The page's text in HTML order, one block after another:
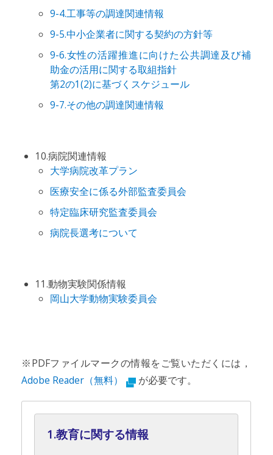
9-4.工事等の調達関連情報
9-5.中小企業者に関する契約の方針等
9-6.女性の活躍推進に向けた公共調達及び補
助金の活用に関する取組指針
第2の1(2)に基づくスケジュール
9-7.その他の調達関連情報
10.病院関連情報
大学病院改革プラン
医療安全に係る外部監査委員会
特定臨床研究監査委員会
病院長選考について
11.動物実験関係情報
岡山大学動物実験委員会
※PDFファイルマークの情報をご覧いただくには，
Adobe Reader（無料）
が必要です。
1.教育に関する情報